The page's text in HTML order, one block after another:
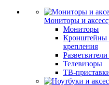
Мониторы и
Мониторы
Кронштейны
крепления
Телевизоры
ТВ-